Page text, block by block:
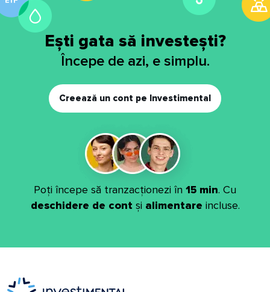
Ești gata să investești?
Începe de azi, e simplu.
Creează un cont pe Investimental
Poți începe să tranzacționezi în 15 min. Cu
deschidere de cont și alimentare incluse.